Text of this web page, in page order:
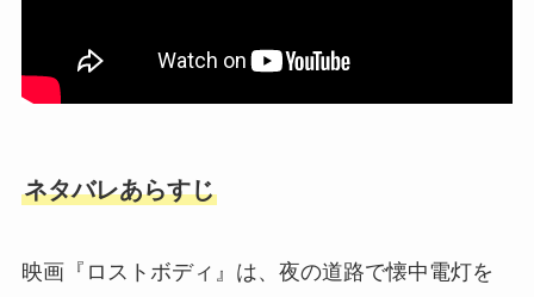
ネタバレあらすじ
映画『ロストボディ』は、夜の道路で懐中電灯を